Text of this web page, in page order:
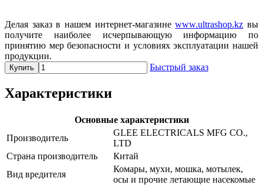
Делая заказ в нашем интернет-магазинеwww.ultrashop.kz вы
получите наиболее исчерпывающую информацию по
принятию мер безопасности и условиях эксплуатации нашей
продукции.
Купить Быстрый заказ
Характеристики
Основные характеристики
Производитель
GLEE ELECTRICALS MFG CO.,
LTD
Страна производитель
Китай
Вид вредителя
Комары, мухи, мошка, мотылек,
осы и прочие летающие насекомые